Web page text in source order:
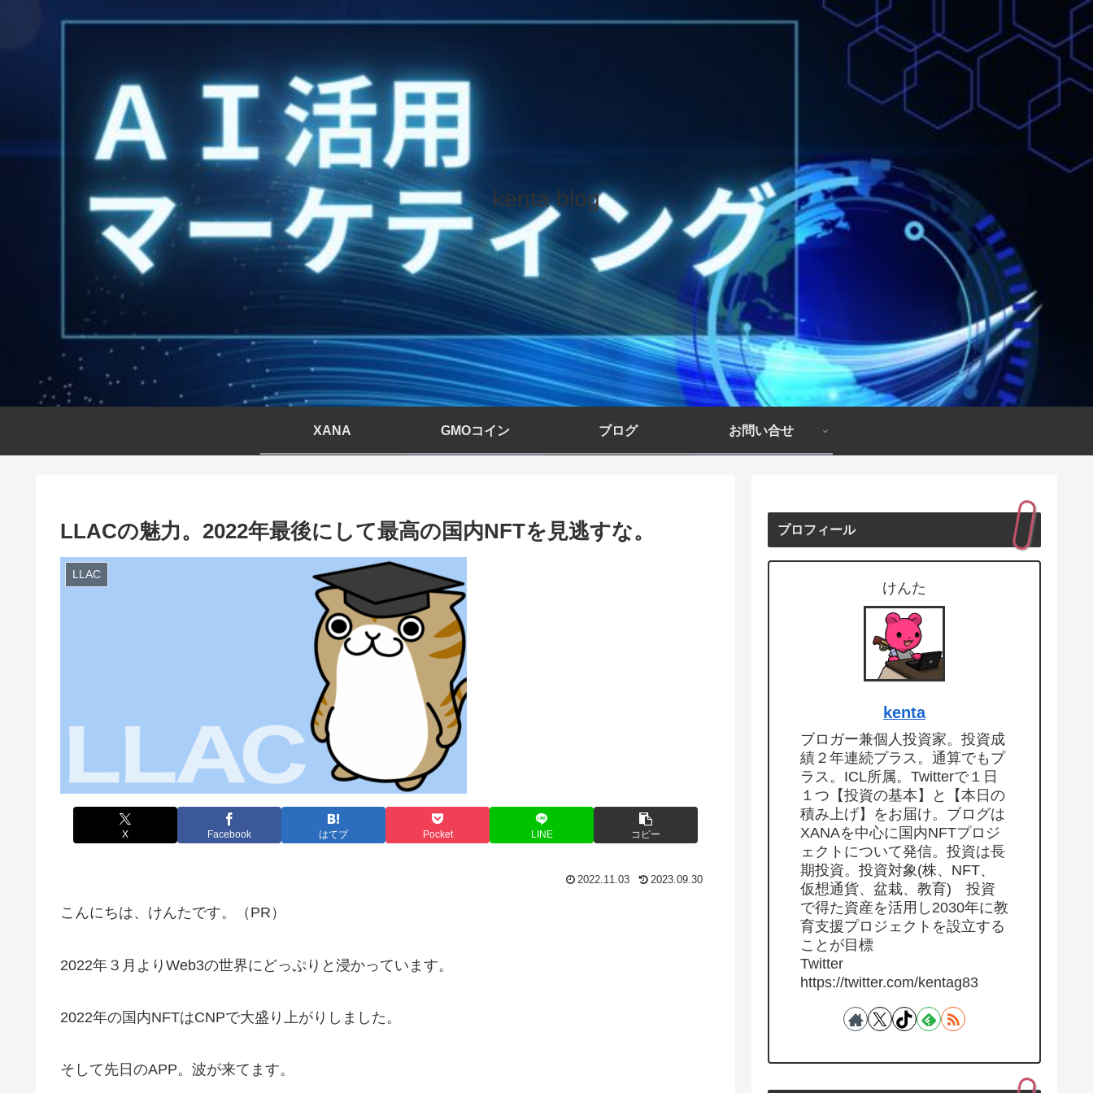
kenta blog
XANA GMOコイン ブログ お問い合せ
LLACの魅力。2022年最後にして最高の国内NFTを見逃すな。
LLAC
X Facebook はてブ Pocket LINE コピー
2022.11.03 2023.09.30
こんにちは、けんたです。（PR）
2022年３月よりWeb3の世界にどっぷりと浸かっています。
2022年の国内NFTはCNPで大盛り上がりしました。
そして先日のAPP。波が来てます。
プロフィール
けんた
kenta
ブロガー兼個人投資家。投資成
績２年連続プラス。通算でもプ
ラス。ICL所属。Twitterで１日
１つ【投資の基本】と【本日の
積み上げ】をお届け。ブログは
XANAを中心に国内NFTプロジ
ェクトについて発信。投資は長
期投資。投資対象(株、NFT、
仮想通貨、盆栽、教育) 投資
で得た資産を活用し2030年に教
育支援プロジェクトを設立する
ことが目標
Twitter
https://twitter.com/kentag83